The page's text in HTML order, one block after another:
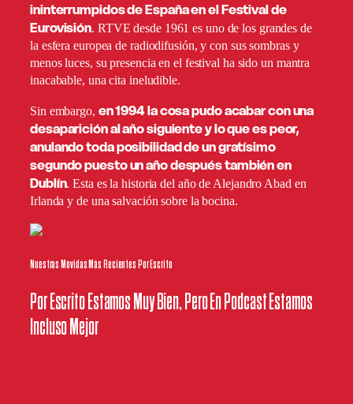
ininterrumpidos de España en el Festival de
Eurovisión. RTVE desde 1961 es uno de los grandes de
la esfera europea de radiodifusión, y con sus sombras y
menos luces, su presencia en el festival ha sido un mantra
inacabable, una cita ineludible.
Sin embargo, en 1994 la cosa pudo acabar con una
desaparición al año siguiente y lo que es peor,
anulando toda posibilidad de un gratísimo
segundo puesto un año después también en
Dublín. Esta es la historia del año de Alejandro Abad en
Irlanda y de una salvación sobre la bocina.
Nuestras Movidas Más Recientes Por Escrito
Por Escrito Estamos Muy Bien, Pero En Podcast Estamos
Incluso Mejor